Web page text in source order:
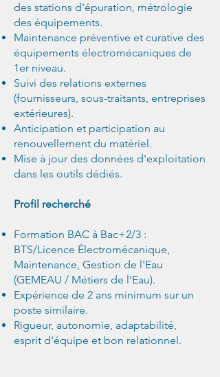
des stations d'épuration, métrologie
des équipements.
Maintenance préventive et curative des
équipements électromécaniques de
1er niveau.
Suivi des relations externes
(fournisseurs, sous-traitants, entreprises
extérieures).
Anticipation et participation au
renouvellement du matériel.
Mise à jour des données d'exploitation
dans les outils dédiés.
Profil recherché
Formation BAC à Bac+2/3 :
BTS/Licence Électromécanique,
Maintenance, Gestion de l'Eau
(GEMEAU / Métiers de l'Eau).
Expérience de 2 ans minimum sur un
poste similaire.
Rigueur, autonomie, adaptabilité,
esprit d'équipe et bon relationnel.